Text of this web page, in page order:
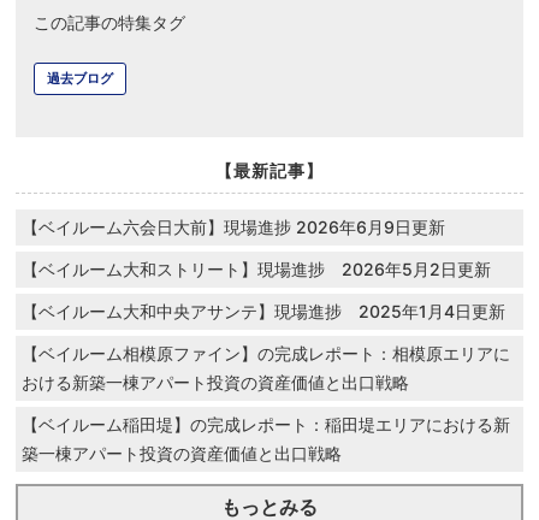
この記事の特集タグ
過去ブログ
【最新記事】
【ベイルーム六会日大前】現場進捗 2026年6月9日更新
【ベイルーム大和ストリート】現場進捗 2026年5月2日更新
【ベイルーム大和中央アサンテ】現場進捗 2025年1月4日更新
【ベイルーム相模原ファイン】の完成レポート：相模原エリアに
おける新築一棟アパート投資の資産価値と出口戦略
【ベイルーム稲田堤】の完成レポート：稲田堤エリアにおける新
築一棟アパート投資の資産価値と出口戦略
もっとみる